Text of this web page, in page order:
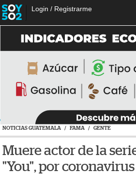
Login / Registrarme
NOTICIAS GUATEMALA / FAMA / GENTE
Muere actor de la
"You", por coronavirus